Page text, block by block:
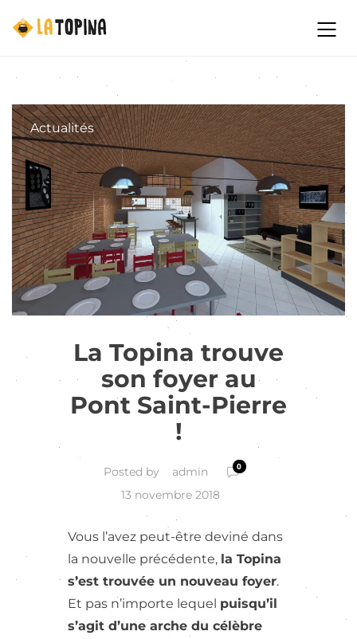
Actualités
La Topina trouve
son foyer au
Pont Saint-Pierre
!
Posted by admin 0
13 novembre 2018
Vous l’avez peut-être deviné dans
la nouvelle précédente, la Topina
s’est trouvée un nouveau foyer.
Et pas n’importe lequel puisqu’il
s’agit d’une arche du célèbre